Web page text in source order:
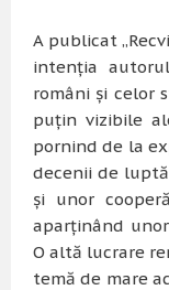
A publicat
intenţia
români şi celor
puţin vizibile
pornind de la
decenii de
şi unor
aparţinând
O altă lucrare
temă de mare